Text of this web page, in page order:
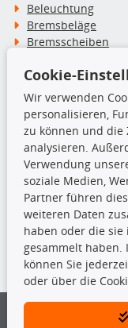
Beleuchtung
Bremsbeläge
Bremsscheiben
Querlenker
Radlager
Stoßdämpfer
TecDoc Inside
Die hier angezeigten
nicht kopiert werden.
Es ist zu unterlassen, die
vorherige Zustimmung
und/oder diese
Cookie-
Wir verwenden
personalisieren,
zu können und die
analysieren.
Verwendung
soziale Medien,
Partner führen
weiteren Daten
haben oder die
gesammelt haben.
können Sie
oder über die